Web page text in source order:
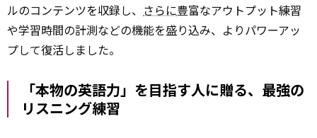
ルのコンテンツを収録し、 さらに豊富なアウトプット練習
や学習時間の計測などの機能を盛り込み、よりパワーアッ
プして復活しました。
「本物の英語力」を目指す人に贈る、最強の
リスニング練習